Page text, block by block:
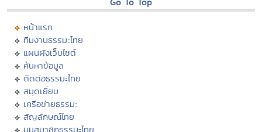
หน้าแรก
ทีมงานธรรมะไทย
แผนผังเว็บไซต์
ค้นหาข้อมูล
ติดต่อธรรมะไทย
สมุดเยี่ยม
เครือข่ายธรรมะ
สัญลักษณ์ไทย
มุมสมาชิกธรรมะไทย